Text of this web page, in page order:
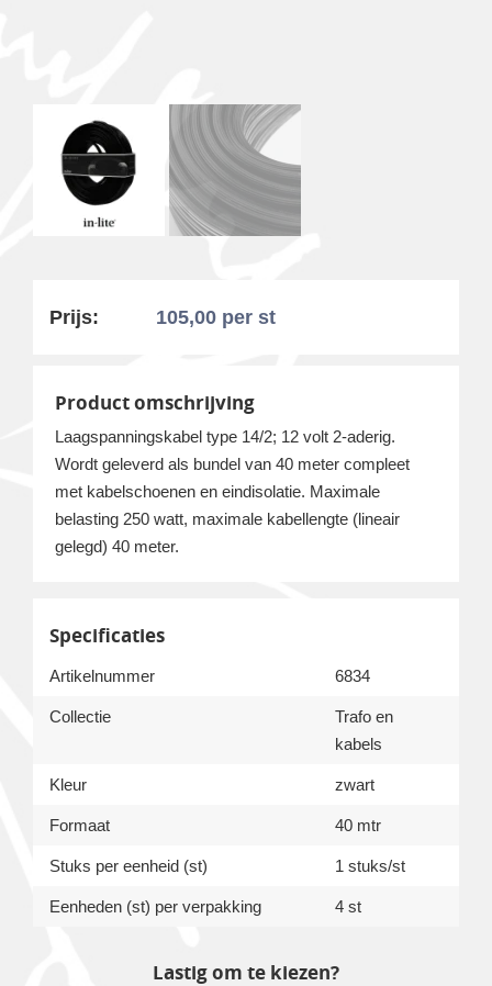
Prijs: 105,00 per st
Product omschrijving
Laagspanningskabel type 14/2; 12 volt 2-aderig.
Wordt geleverd als bundel van 40 meter compleet
met kabelschoenen en eindisolatie. Maximale
belasting 250 watt, maximale kabellengte (lineair
gelegd) 40 meter.
Specificaties
Artikelnummer 6834
Collectie
Trafo en
kabels
Kleur zwart
Formaat 40 mtr
Stuks per eenheid (st) 1 stuks/st
Eenheden (st) per verpakking 4 st
Lastig om te kiezen?